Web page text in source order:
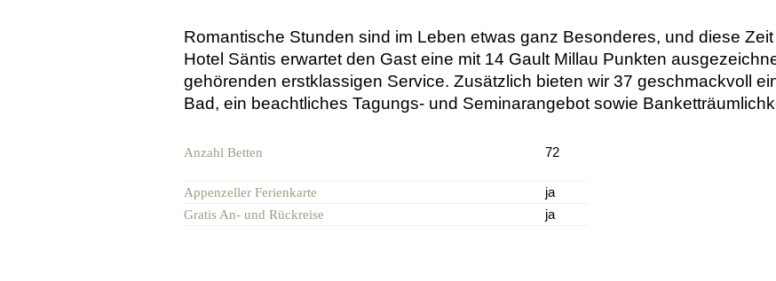
Romantische Stunden sind im Leben etwas ganz Besonderes, und diese
Hotel Säntis erwartet den Gast eine mit 14 Gault Millau Punkten
gehörenden erstklassigen Service. Zusätzlich bieten wir 37 geschmackvoll
Bad, ein beachtliches Tagungs- und Seminarangebot sowie
Anzahl Betten 72
Appenzeller Ferienkarte ja
Gratis An- und Rückreise ja